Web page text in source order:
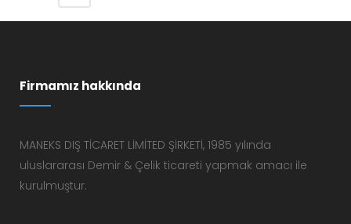
Firmamız hakkında
MANEKS DIŞ TİCARET LİMİTED ŞİRKETİ, 1985 yılında
uluslararası Demir & Çelik ticareti yapmak amacı ile
kurulmuştur.